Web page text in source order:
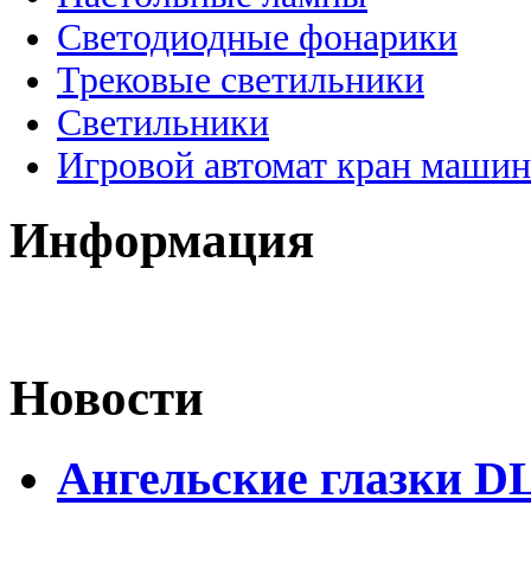
Светодиодные фонарики
Трековые светильники
Светильники
Игровой автомат кран
Информация
Новости
Ангельские глазки